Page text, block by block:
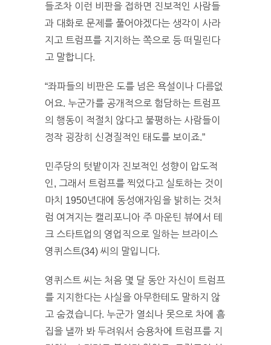
들조차 이런 비판을 접하면 진보적인 사람들
과 대화로 문제를 풀어야겠다는 생각이 사라
지고 트럼프를 지지하는 쪽으로 등 떠밀린다
고 말합니다.
“좌파들의 비판은 도를 넘은 욕설이나 다름없
어요. 누군가를 공개적으로 험담하는 트럼프
의 행동이 적절치 않다고 불평하는 사람들이
정작 굉장히 신경질적인 태도를 보이죠.”
민주당의 텃밭이자 진보적인 성향이 압도적
인, 그래서 트럼프를 찍었다고 실토하는 것이
마치 1950년대에 동성애자임을 밝히는 것처
럼 여겨지는 캘리포니아 주 마운틴 뷰에서 테
크 스타트업의 영업직으로 일하는 브라이스
영퀴스트(34) 씨의 말입니다.
영퀴스트 씨는 처음 몇 달 동안 자신이 트럼프
를 지지한다는 사실을 아무한테도 말하지 않
고 숨겼습니다. 누군가 열쇠나 못으로 차에 흠
집을 낼까 봐 두려워서 승용차에 트럼프를 지